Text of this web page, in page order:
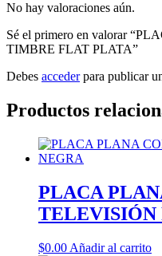
No hay valoraciones aún.
Sé el primero en valorar
TIMBRE FLAT PLATA”
Debes accederpara publicar
Productos
PLACA
TELEVISIÓN
$0.00 Añadir al carrito